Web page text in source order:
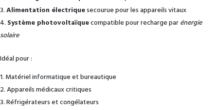
Alimentation électriquesecourue pour les appareils vitaux
Système photovoltaïquecompatible pour recharge parénergie
solaire
Idéal pour :
Matériel informatique et bureautique
Appareils médicaux critiques
Réfrigérateurs et congélateurs